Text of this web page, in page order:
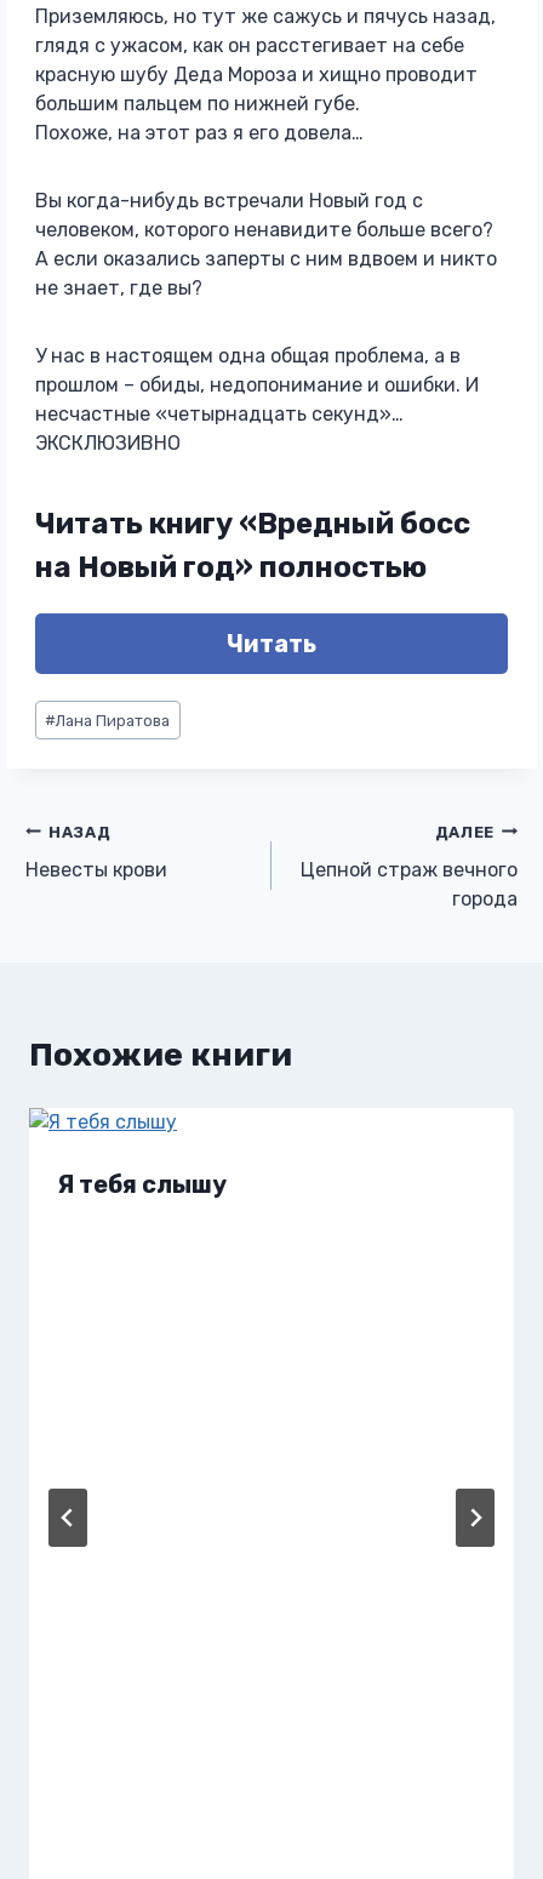
Приземляюсь, но тут же сажусь и пячусь назад,
глядя с ужасом, как он расстегивает на себе
красную шубу Деда Мороза и хищно проводит
большим пальцем по нижней губе.
Похоже, на этот раз я его довела…
Вы когда-нибудь встречали Новый год с
человеком, которого ненавидите больше всего?
А если оказались заперты с ним вдвоем и никто
не знает, где вы?
У нас в настоящем одна общая проблема, а в
прошлом – обиды, недопонимание и ошибки. И
несчастные «четырнадцать секунд»…
ЭКСКЛЮЗИВНО
Читать книгу «Вредный босс
на Новый год» полностью
Читать
Метки
записи:
#Лана Пиратова
Навигация
по
НАЗАД
Невесты крови
ДАЛЕЕ
Цепной страж вечного
города
Похожие книги
Я тебя слышу